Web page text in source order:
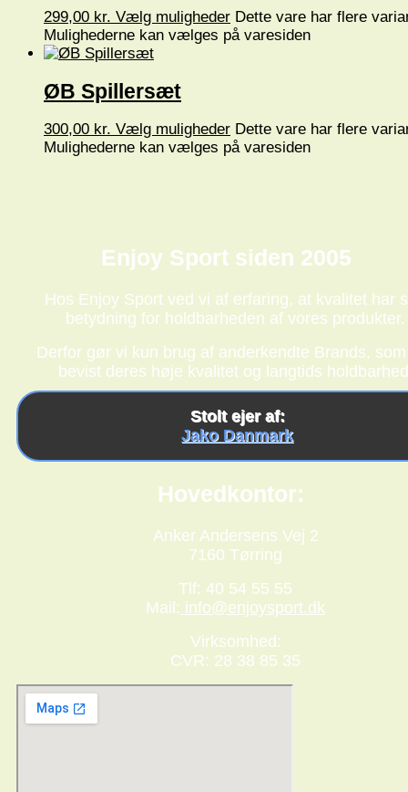
299,00 kr. Vælg muligheder Dette vare har flere
Mulighederne kan vælges på varesiden
ØB Spillersæt
300,00 kr. Vælg muligheder Dette vare har flere
Mulighederne kan vælges på varesiden
Enjoy Sport siden 2005
Hos Enjoy Sport ved vi af erfaring, at kvalitet har
betydning for holdbarheden af vores produkter.
Derfor gør vi kun brug af anderkendte Brands,
bevist deres høje kvalitet og langtids
Stolt ejer af:
Jako Danmark
Hovedkontor:
Anker Andersens Vej 2
7160 Tørring
Tlf: 40 54 55 55
Mail: info@enjoysport.dk
Virksomhed:
CVR: 28 38 85 35